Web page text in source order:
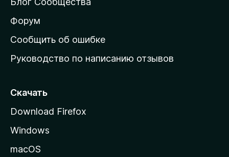
а
ш
н
ю
т
а
н
Форум
Сообщить об ошибке
Руководство по написанию отзывов
Скачать
Download Firefox
Windows
macOS